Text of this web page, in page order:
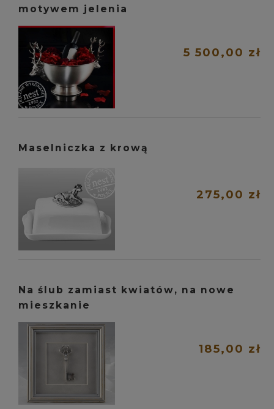
motywem jelenia
5 500,00 zł
Maselniczka z krową
275,00 zł
Na ślub zamiast kwiatów, na nowe
mieszkanie
185,00 zł